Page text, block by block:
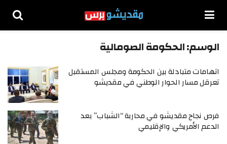
الوسم:الحكومة الصومالية
اتهامات متبادلة بين الحكومة ومجلس المستقبل
تعرقل مسار الحوار الوطني في مقديشو
فرص نجاح مقديشو في محاربة “الشباب” بعد
الدعم الأمريكي والإقليمي